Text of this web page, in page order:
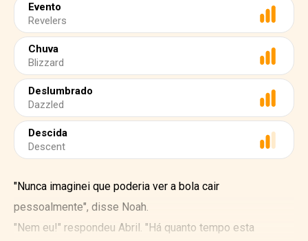
Evento
Revelers
Chuva
Blizzard
Deslumbrado
Dazzled
Descida
Descent
"Nunca imaginei que poderia ver a bola cair
pessoalmente", disse Noah.
"Nem eu!" respondeu Abril. "Há quanto tempo esta